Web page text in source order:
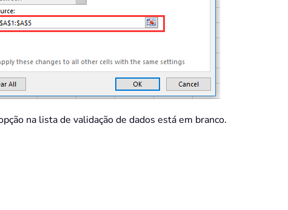
na lista de validação de dados está em branco.